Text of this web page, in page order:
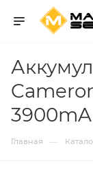
Главная —